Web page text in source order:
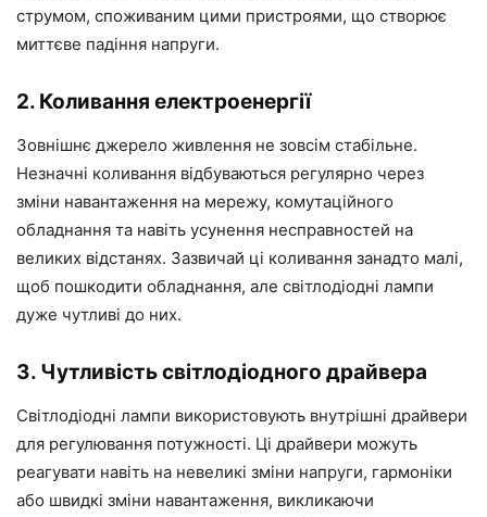
струмом, споживаним цими пристроями, що створює
миттєве падіння напруги.
2. Коливання електроенергії
Зовнішнє джерело живлення не зовсім стабільне.
Незначні коливання відбуваються регулярно через
зміни навантаження на мережу, комутаційного
обладнання та навіть усунення несправностей на
великих відстанях. Зазвичай ці коливання занадто малі,
щоб пошкодити обладнання, але світлодіодні лампи
дуже чутливі до них.
3. Чутливість світлодіодного драйвера
Світлодіодні лампи використовують внутрішні драйвери
для регулювання потужності. Ці драйвери можуть
реагувати навіть на невеликі зміни напруги, гармоніки
або швидкі зміни навантаження, викликаючи